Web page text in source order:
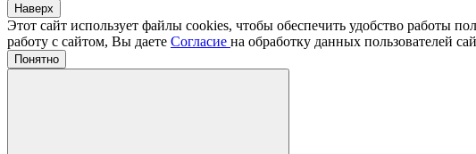
Наверх
Этот сайт использует файлы cookies, чтобы обеспечить удобство работы
работу с сайтом, Вы даете Согласие на обработку данных пользователей
Понятно